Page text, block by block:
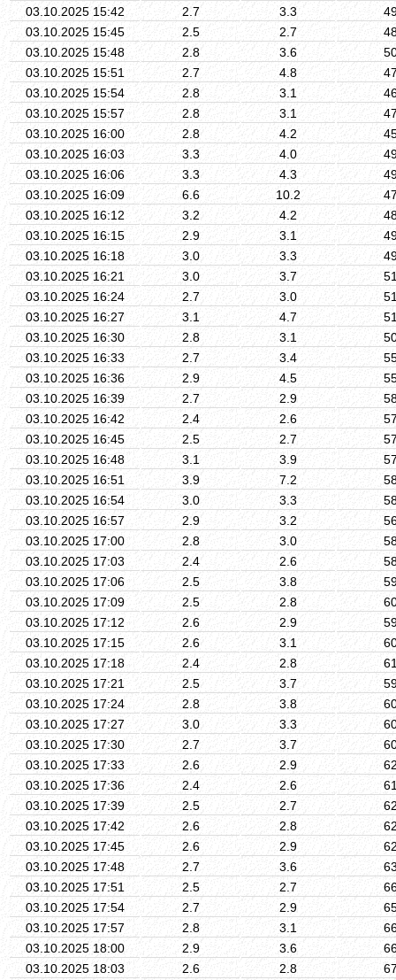
03.10.2025 15:42
2.7 3.3
03.10.2025 15:45
2.5 2.7
03.10.2025 15:48
2.8 3.6
03.10.2025 15:51
2.7 4.8
03.10.2025 15:54
2.8 3.1
03.10.2025 15:57
2.8 3.1
03.10.2025 16:00
2.8 4.2
03.10.2025 16:03
3.3 4.0
03.10.2025 16:06
3.3 4.3
03.10.2025 16:09
6.6 10.2
03.10.2025 16:12
3.2 4.2
03.10.2025 16:15
2.9 3.1
03.10.2025 16:18
3.0 3.3
03.10.2025 16:21
3.0 3.7
03.10.2025 16:24
2.7 3.0
03.10.2025 16:27
3.1 4.7
03.10.2025 16:30
2.8 3.1
03.10.2025 16:33
2.7 3.4
03.10.2025 16:36
2.9 4.5
03.10.2025 16:39
2.7 2.9
03.10.2025 16:42
2.4 2.6
03.10.2025 16:45
2.5 2.7
03.10.2025 16:48
3.1 3.9
03.10.2025 16:51
3.9 7.2
03.10.2025 16:54
3.0 3.3
03.10.2025 16:57
2.9 3.2
03.10.2025 17:00
2.8 3.0
03.10.2025 17:03
2.4 2.6
03.10.2025 17:06
2.5 3.8
03.10.2025 17:09
2.5 2.8
03.10.2025 17:12
2.6 2.9
03.10.2025 17:15
2.6 3.1
03.10.2025 17:18
2.4 2.8
03.10.2025 17:21
2.5 3.7
03.10.2025 17:24
2.8 3.8
03.10.2025 17:27
3.0 3.3
03.10.2025 17:30
2.7 3.7
03.10.2025 17:33
2.6 2.9
03.10.2025 17:36
2.4 2.6
03.10.2025 17:39
2.5 2.7
03.10.2025 17:42
2.6 2.8
03.10.2025 17:45
2.6 2.9
03.10.2025 17:48
2.7 3.6
03.10.2025 17:51
2.5 2.7
03.10.2025 17:54
2.7 2.9
03.10.2025 17:57
2.8 3.1
03.10.2025 18:00
2.9 3.6
03.10.2025 18:03
2.6 2.8